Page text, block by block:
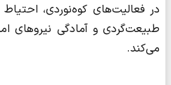
در فعالیت‌های کوه‌نوردی،
طبیعت‌گردی و آمادگی نیروهای
می‌کند.